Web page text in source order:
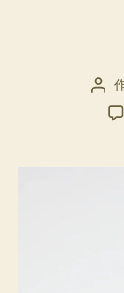
投
稿